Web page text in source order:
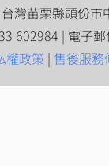
灣苗栗縣頭份市
602984 | 電子郵
權政策 | 售後服務